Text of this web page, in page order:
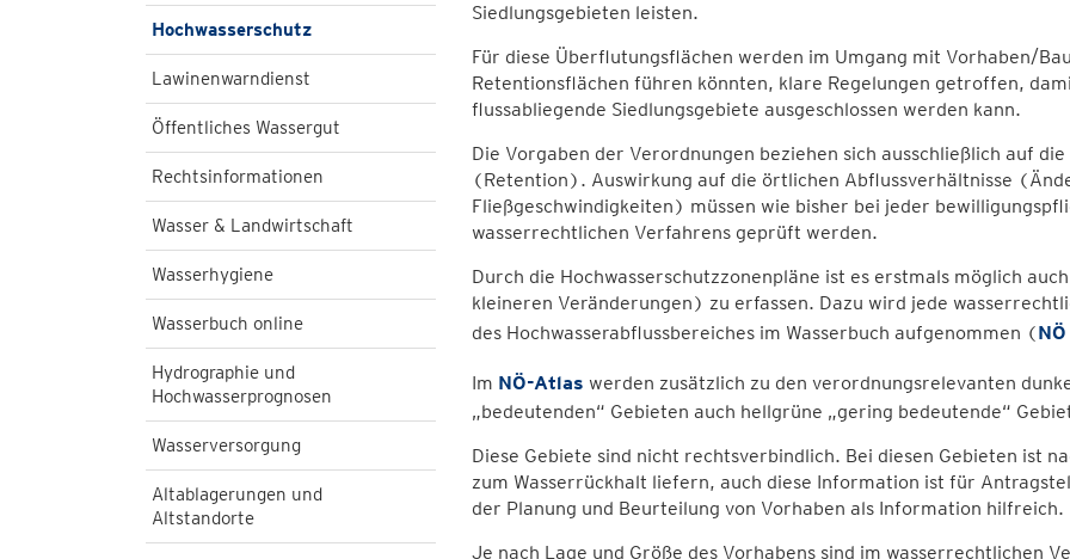
Hochwasserschutz
Lawinenwarndienst
Öffentliches Wassergut
Rechtsinformationen
Wasser & Landwirtschaft
Wasserhygiene
Wasserbuch online
Hydrographie und
Hochwasserprognosen
Wasserversorgung
Altablagerungen und
Altstandorte
Siedlungsgebieten leisten.
Für diese Überflutungsflächen werden im Umgang mit Vorhaben/
Retentionsflächen führen könnten, klare Regelungen getroffen,
flussabliegende Siedlungsgebiete ausgeschlossen werden kann.
Die Vorgaben der Verordnungen beziehen sich ausschließlich auf
(Retention). Auswirkung auf die örtlichen Abflussverhältnisse
Fließgeschwindigkeiten) müssen wie bisher bei jeder
wasserrechtlichen Verfahrens geprüft werden.
Durch die Hochwasserschutzzonenpläne ist es erstmals möglich
kleineren Veränderungen) zu erfassen. Dazu wird jede
des Hochwasserabflussbereiches im Wasserbuch aufgenommen (
Im NÖ-Atlas werden zusätzlich zu den verordnungsrelevanten
„bedeutenden“ Gebieten auch hellgrüne „gering bedeutende“
Diese Gebiete sind nicht rechtsverbindlich. Bei diesen Gebieten ist
zum Wasserrückhalt liefern, auch diese Information ist für
der Planung und Beurteilung von Vorhaben als Information hilfreich.
Je nach Lage und Größe des Vorhabens sind im wasserrechtlichen